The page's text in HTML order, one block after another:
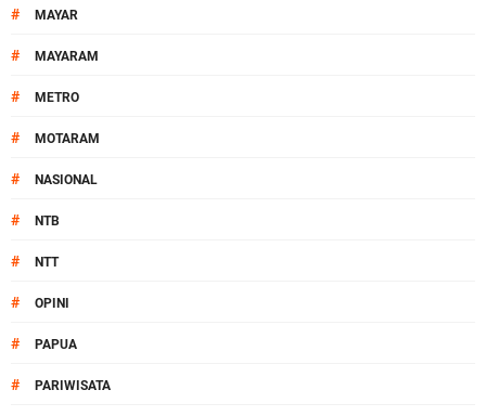
# MAYAR
# MAYARAM
# METRO
# MOTARAM
# NASIONAL
# NTB
# NTT
# OPINI
# PAPUA
# PARIWISATA